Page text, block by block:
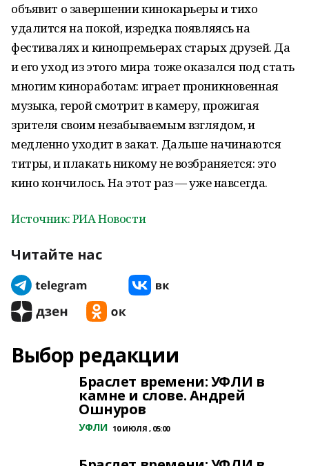
объявит о завершении кинокарьеры и тихо
удалится на покой, изредка появляясь на
фестивалях и кинопремьерах старых друзей. Да
и его уход из этого мира тоже оказался под стать
многим киноработам: играет проникновенная
музыка, герой смотрит в камеру, прожигая
зрителя своим незабываемым взглядом, и
медленно уходит в закат. Дальше начинаются
титры, и плакать никому не возбраняется: это
кино кончилось. На этот раз — уже навсегда.
Источник: РИА Новости
Читайте нас
Выбор редакции
Браслет времени: УФЛИ в
камне и слове. Андрей
Ошнуров
УФЛИ 10 ИЮЛЯ , 05:00